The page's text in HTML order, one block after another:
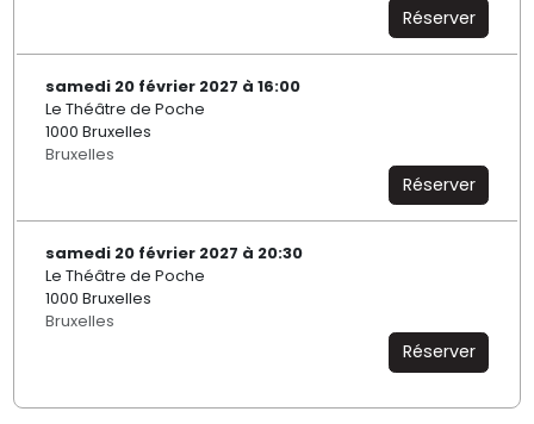
Réserver
samedi 20 février 2027 à 16:00
Le Théâtre de Poche
1000 Bruxelles
Bruxelles
Réserver
samedi 20 février 2027 à 20:30
Le Théâtre de Poche
1000 Bruxelles
Bruxelles
Réserver